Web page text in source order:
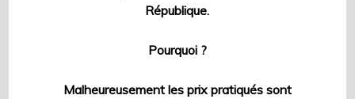
République.
Pourquoi ?
Malheureusement les prix pratiqués sont